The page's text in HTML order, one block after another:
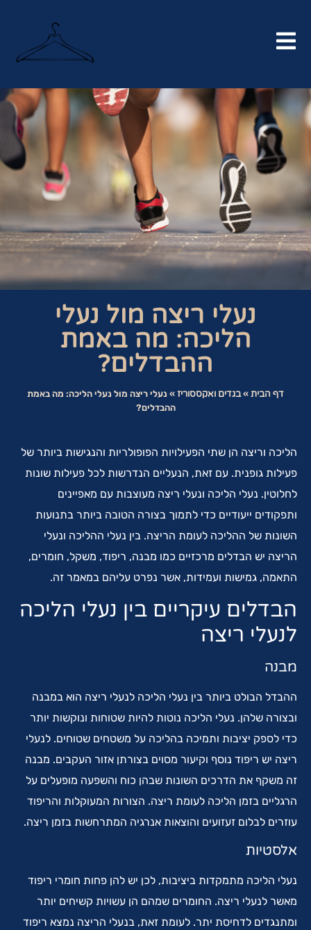
נעלי ריצה מול נעלי
הליכה: מה באמת
ההבדלים?
דף הבית »בגדים ואקססוריז » נעלי ריצה מול נעלי הליכה: מה באמת
ההבדלים?
הליכה וריצה הן שתי הפעילויות הפופולריות והנגישות ביותר של
פעילות גופנית. עם זאת, הנעליים הנדרשות לכל פעילות שונות
לחלוטין. נעלי הליכה ונעלי ריצה מעוצבות עם מאפיינים
ותפקודים ייעודיים כדי לתמוך בצורה הטובה ביותר בתנועות
השונות של ההליכה לעומת הריצה. בין נעלי ההליכה ונעלי
הריצה יש הבדלים מרכזיים כמו מבנה, ריפוד, משקל, חומרים,
התאמה, גמישות ועמידות, אשר נפרט עליהם במאמר זה.
הבדלים עיקריים בין נעלי הליכה
לנעלי ריצה
מבנה
ההבדל הבולט ביותר בין נעלי הליכה לנעלי ריצה הוא במבנה
ובצורה שלהן. נעלי הליכה נוטות להיות שטוחות ונוקשות יותר
כדי לספק יציבות ותמיכה בהליכה על משטחים שטוחים. לנעלי
ריצה יש ריפוד נוסף וקיעור מסוים בצורתן אזור העקבים. מבנה
זה משקף את הדרכים השונות שבהן כוח והשפעה מופעלים על
הרגליים בזמן הליכה לעומת ריצה. הצורות המעוקלות והריפוד
עוזרים לבלום זעזועים והוצאות אנרגיה המתרחשות בזמן ריצה.
אלסטיות
נעלי הליכה מתמקדות ביציבות, לכן יש להן פחות חומרי ריפוד
מאשר לנעלי ריצה. החומרים שמהם הן עשויות קשיחים יותר
ומתנגדים לדחיסת יתר. לעומת זאת, בנעלי הריצה נמצא ריפוד